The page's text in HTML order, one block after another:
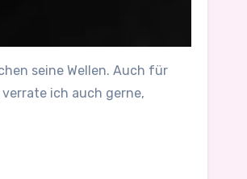
seine Wellen. Auch für
verrate ich auch gerne,